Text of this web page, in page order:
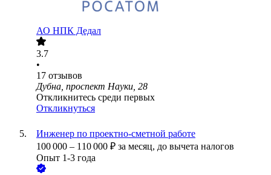
АО НПК Дедал
3.7
•
17 отзывов
Дубна, проспект Науки, 28
Откликнитесь среди первых
Откликнуться
Инженер по проектно-сметной работе
100 000 – 110 000 ₽ за месяц, до вычета налогов
Опыт 1-3 года